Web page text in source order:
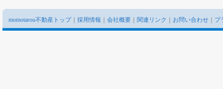
momotarou不動産トップ｜ 採用情報 会社概要 関連リンク お問い合わせ プ